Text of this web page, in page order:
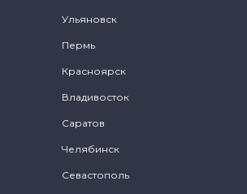
Ульяновск
Пермь
Красноярск
Владивосток
Саратов
Челябинск
Севастополь